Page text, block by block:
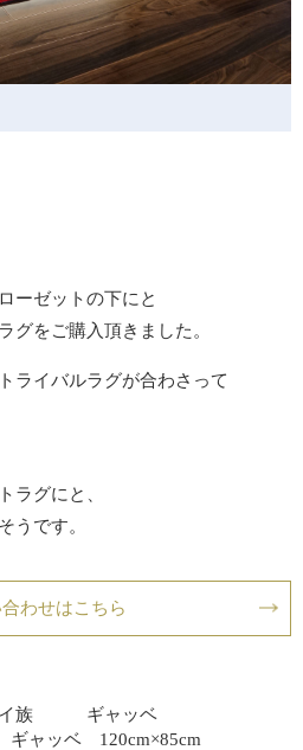
ーゼットの下にと
グをご購入頂きました。
ライバルラグが合わさって
ラグにと、
うです。
わせはこちら
イ族 ギャッベ
ベ 120cm×85cm